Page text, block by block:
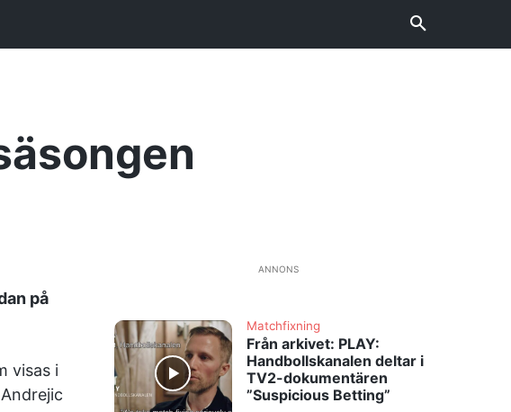
på
visas i
ANNONS
Matchfixning
Från arkivet: PLAY:
Handbollskanalen deltar i
TV2-dokumentären
”Suspicious Betting”